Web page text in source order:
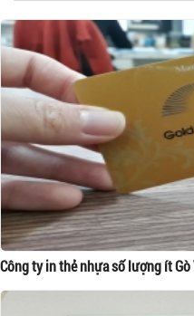
Công ty in thẻ nhựa số lượng ít Gò